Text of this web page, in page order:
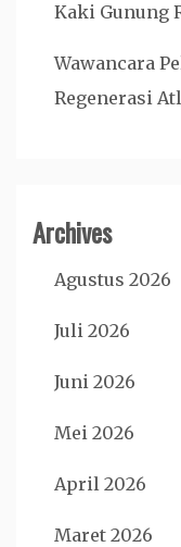
Kaki Gunung
Wawancara
Regenerasi
Archives
Agustus 2026
Juli 2026
Juni 2026
Mei 2026
April 2026
Maret 2026